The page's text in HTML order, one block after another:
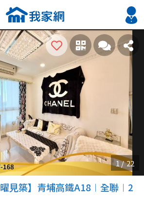
搜尋
熱門關鍵字
出
2026 新北降價好屋限量釋出
釋出
2026 台南降價好屋限量釋出
釋出
區域
見築】青埔高鐵A18︱全聯︱2